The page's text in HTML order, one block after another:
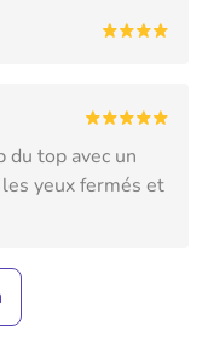
du top avec un
yeux fermés et